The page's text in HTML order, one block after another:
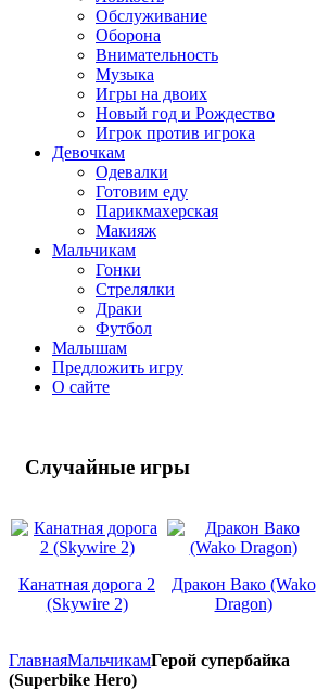
Обслуживание
Оборона
Внимательность
Музыка
Игры на двоих
Новый год и Рождество
Игрок против игрока
Девочкам
Одевалки
Готовим еду
Парикмахерская
Макияж
Мальчикам
Гонки
Стрелялки
Драки
Футбол
Малышам
Предложить игру
О сайте
Случайные игры
Канатная дорога 2
(Skywire 2)
Дракон Вако (Wako
Dragon)
ГлавнаяМальчикамГерой супербайка
(Superbike Hero)